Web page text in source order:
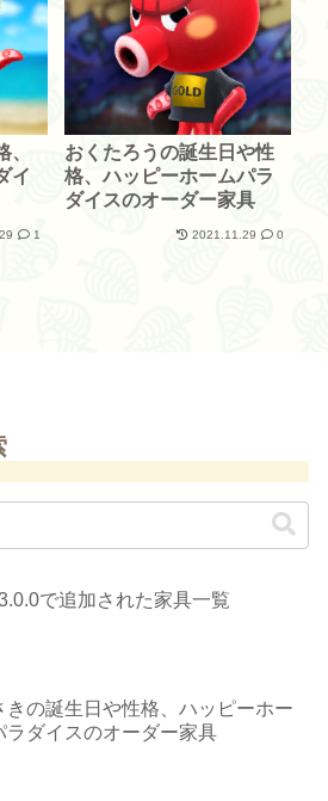
イ
1
おくたろうの誕生日や性
格、ハッピーホームパラ
ダイスのオーダー家具
2021.11.29 0
で追加された家具一覧
きの誕生日や性格、ハッピーホー
ラダイスのオーダー家具